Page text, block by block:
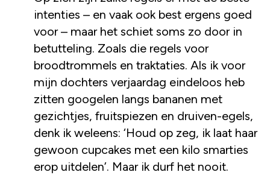
intenties – en vaak ook best ergens goed
voor – maar het schiet soms zo door in
betutteling. Zoals die regels voor
broodtrommels en traktaties. Als ik voor
mijn dochters verjaardag eindeloos heb
zitten googelen langs bananen met
gezichtjes, fruitspiezen en druiven-egels,
denk ik weleens: ‘Houd op zeg, ik laat haar
gewoon cupcakes met een kilo smarties
erop uitdelen’. Maar ik durf het nooit.